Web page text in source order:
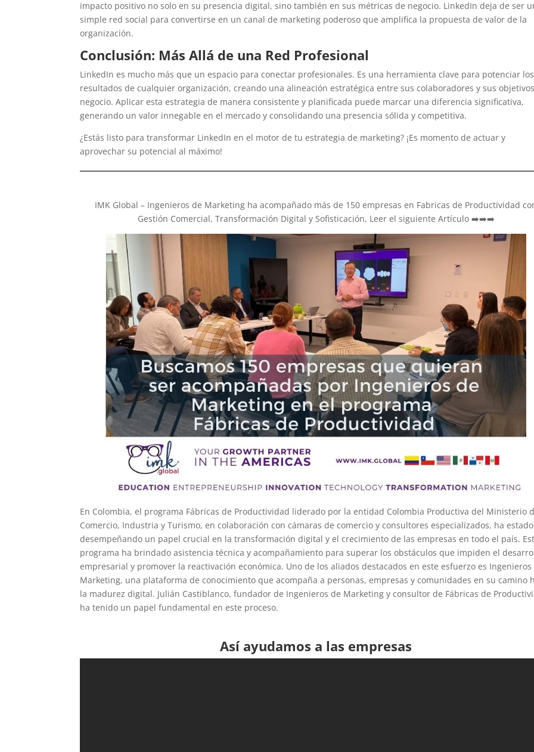
impacto positivo no solo en su presencia digital, sino también en sus métricas de negocio. LinkedIn deja de ser
simple red social para convertirse en un canal de marketing poderoso que amplifica la propuesta de valor de la
organización.
Conclusión: Más Allá de una Red Profesional
LinkedIn es mucho más que un espacio para conectar profesionales. Es una herramienta clave para potenciar los
resultados de cualquier organización, creando una alineación estratégica entre sus colaboradores y sus
negocio. Aplicar esta estrategia de manera consistente y planificada puede marcar una diferencia significativa,
generando un valor innegable en el mercado y consolidando una presencia sólida y competitiva.
¿Estás listo para transformar LinkedIn en el motor de tu estrategia de marketing? ¡Es momento de actuar y
aprovechar su potencial al máximo!
IMK Global – Ingenieros de Marketing ha acompañado más de 150 empresas en Fabricas de Productividad
Gestión Comercial, Transformación Digital y Sofisticación, Leer el siguiente Artículo ➡️➡️➡️
En Colombia, el programa Fábricas de Productividad liderado por la entidad Colombia Productiva del Ministerio
Comercio, Industria y Turismo, en colaboración con cámaras de comercio y consultores especializados, ha estado
desempeñando un papel crucial en la transformación digital y el crecimiento de las empresas en todo el país.
programa ha brindado asistencia técnica y acompañamiento para superar los obstáculos que impiden el
empresarial y promover la reactivación económica. Uno de los aliados destacados en este esfuerzo es Ingenieros
Marketing, una plataforma de conocimiento que acompaña a personas, empresas y comunidades en su camino
la madurez digital. Julián Castiblanco, fundador de Ingenieros de Marketing y consultor de Fábricas de
ha tenido un papel fundamental en este proceso.
Así ayudamos a las empresas